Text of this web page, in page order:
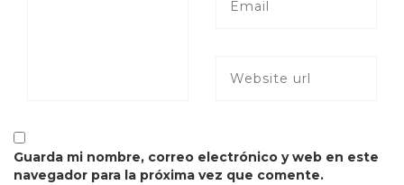
Guarda mi nombre, correo electrónico y web en este
navegador para la próxima vez que comente.